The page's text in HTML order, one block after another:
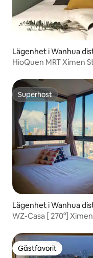
Lägenhet i Wanhua
HioQuen MRT Ximen
Superhost
Superhost
Lägenhet i Wanhua
WZ-Casa [ 270°]
Gästfavorit
Gästfavorit